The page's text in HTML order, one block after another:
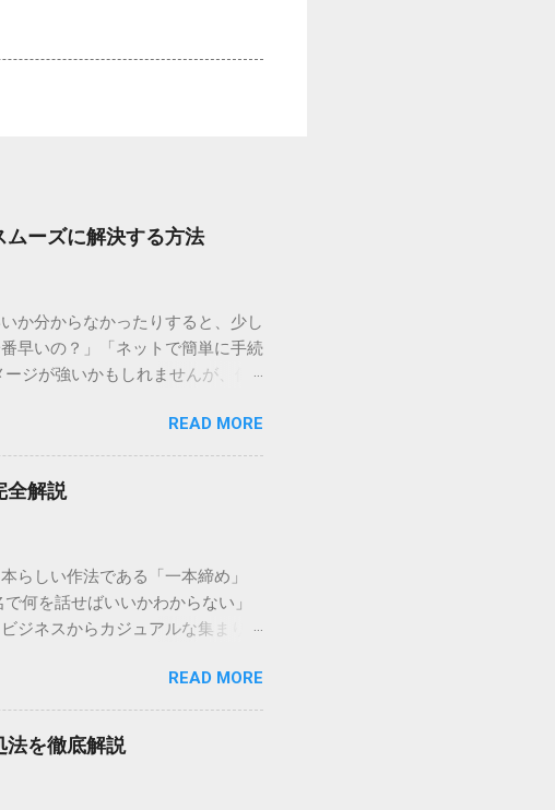
ーズに解決する方法
か分からなかったりすると、少し
早いの？」「ネットで簡単に手続
ジが強いかもしれませんが、個
迷わずに解決できる方法を詳しく
ークを持つ大手運送会社です。特
利用する場合、他の宅配業者と
地域に密着した各拠点が配送をコ
す。まずは、今抱えている悩みが
す。現在の荷物がいったいどこに
合わせ番号）を準備する : 送り状
番号になります。 確認できる内
のを待つ必要がありません。 ス
ルタイムの状況が表示されます。
移ることも可能です。 2. 電話で
READ MORE
全解説
らしい作法である「一本締め」
何を話せばいいかわからない」
ジネスからカジュアルな集まりま
作業ではありません。その時間、
です。 一本締めがもたらすポジ
連帯感が生まれます。 心地よい
すっきりと解散することができ
を、拍手の音に込めることがで
READ MORE
法を徹底解説